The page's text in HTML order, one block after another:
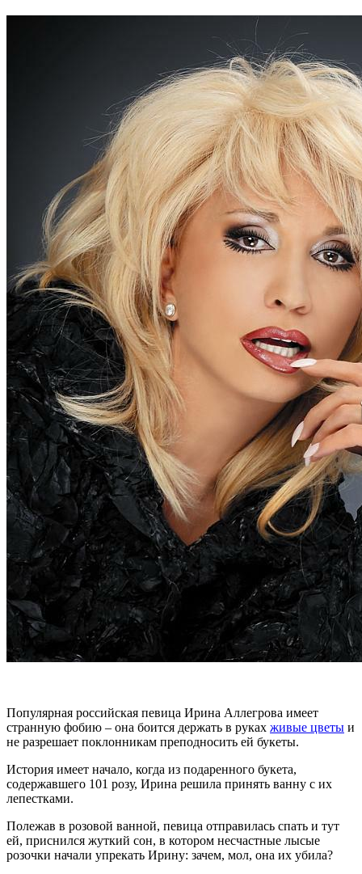
Популярная российская певица Ирина Аллегрова имеет
странную фобию – она боится держать в руках живые цветы и
не разрешает поклонникам преподносить ей букеты.
История имеет начало, когда из подаренного букета,
содержавшего 101 розу, Ирина решила принять ванну с их
лепестками.
Полежав в розовой ванной, певица отправилась спать и тут
ей, приснился жуткий сон, в котором несчастные лысые
розочки начали упрекать Ирину: зачем, мол, она их убила?